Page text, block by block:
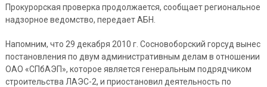
Прокурорская проверка продолжается, сообщает региональное
надзорное ведомство, передает АБН.
Напомним, что 29 декабря 2010 г. Сосновоборский горсуд вынес
постановления по двум административным делам в отношении
ОАО «СПбАЭП», которое является генеральным подрядчиком
строительства ЛАЭС-2, и приостановил деятельность по